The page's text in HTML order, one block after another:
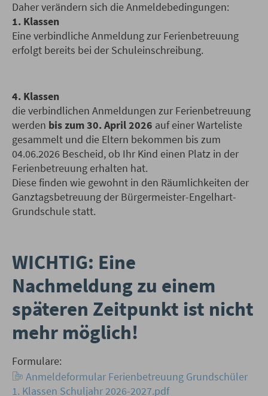
Daher verändern sich die Anmeldebedingungen:
1. Klassen
Eine verbindliche Anmeldung zur Ferienbetreuung
erfolgt bereits bei der Schuleinschreibung.
4. Klassen
die verbindlichen Anmeldungen zur Ferienbetreuung
werden bis zum 30. April 2026 auf einer Warteliste
gesammelt und die Eltern bekommen bis zum
04.06.2026 Bescheid, ob Ihr Kind einen Platz in der
Ferienbetreuung erhalten hat.
Diese finden wie gewohnt in den Räumlichkeiten der
Ganztagsbetreuung der Bürgermeister-Engelhart-
Grundschule statt.
WICHTIG: Eine
Nachmeldung zu einem
späteren Zeitpunkt ist nicht
mehr möglich!
Formulare:
Anmeldeformular Ferienbetreuung Grundschüler
1. Klassen Schuljahr 2026-2027.pdf